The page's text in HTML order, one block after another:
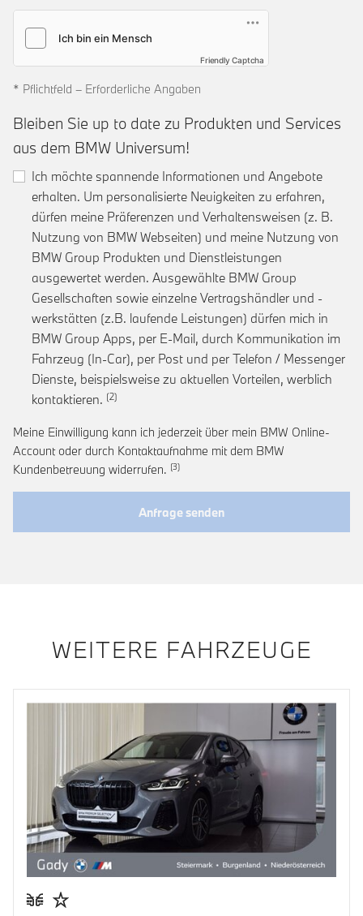
Friendly Captcha
* Pflichtfeld – Erforderliche Angaben
Bleiben Sie up to date zu Produkten und Services
aus dem BMW Universum!
Ich möchte spannende Informationen und Angebote
erhalten. Um personalisierte Neuigkeiten zu erfahren,
dürfen meine Präferenzen und Verhaltensweisen (z. B.
Nutzung von BMW Webseiten) und meine Nutzung von
BMW Group Produkten und Dienstleistungen
ausgewertet werden. Ausgewählte BMW Group
Gesellschaften sowie einzelne Vertragshändler und -
werkstätten (z.B. laufende Leistungen) dürfen mich in
BMW Group Apps, per E-Mail, durch Kommunikation im
Fahrzeug (In-Car), per Post und per Telefon / Messenger
Dienste, beispielsweise zu aktuellen Vorteilen, werblich
kontaktieren. Link zur Fußnote: Einwilligung zur
Meine Einwilligung kann ich jederzeit über mein BMW Online-
Account oder durch Kontaktaufnahme mit dem BMW
Kundenbetreuung widerrufen. Link zur Fußnote: Widerruf der
Anfrage senden
WEITERE FAHRZEUGE